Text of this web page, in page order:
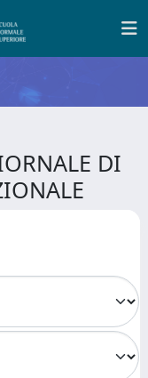
DI